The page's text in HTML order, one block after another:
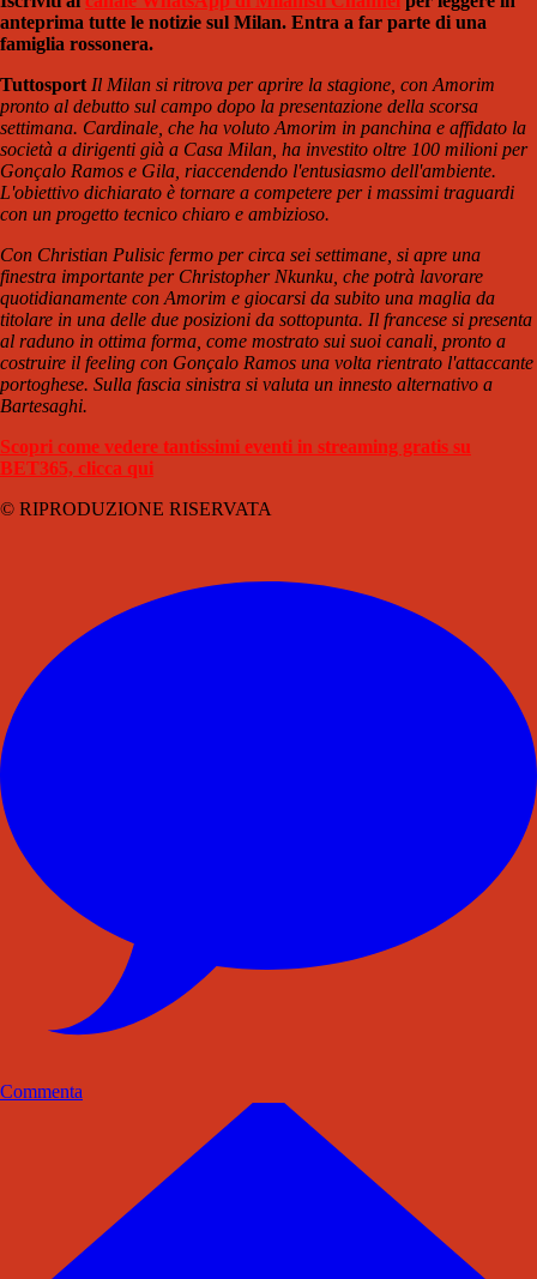
anteprima tutte le notizie sul Milan. Entra a far parte di una
famiglia rossonera.
Tuttosport Il Milan si ritrova per aprire la stagione, con Amorim
pronto al debutto sul campo dopo la presentazione della scorsa
settimana. Cardinale, che ha voluto Amorim in panchina e affidato la
società a dirigenti già a Casa Milan, ha investito oltre 100 milioni per
Gonçalo Ramos e Gila, riaccendendo l'entusiasmo dell'ambiente.
L'obiettivo dichiarato è tornare a competere per i massimi traguardi
con un progetto tecnico chiaro e ambizioso.
Con Christian Pulisic fermo per circa sei settimane, si apre una
finestra importante per Christopher Nkunku, che potrà lavorare
quotidianamente con Amorim e giocarsi da subito una maglia da
titolare in una delle due posizioni da sottopunta. Il francese si presenta
al raduno in ottima forma, come mostrato sui suoi canali, pronto a
costruire il feeling con Gonçalo Ramos una volta rientrato l'attaccante
portoghese. Sulla fascia sinistra si valuta un innesto alternativo a
Bartesaghi.
Scopri come vedere tantissimi eventi in streaming gratis su
BET365, clicca qui
© RIPRODUZIONE RISERVATA
Commenta